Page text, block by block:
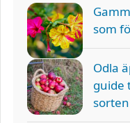
som
Odla
guide
sorten